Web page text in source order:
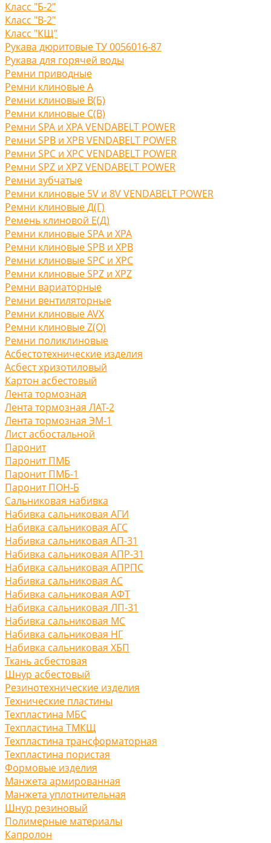
Класс "Б-2"
Класс "В-2"
Класс "КЩ"
Рукава дюритовые ТУ 0056016-87
Рукава для горячей воды
Ремни приводные
Ремни клиновые A
Ремни клиновые В(Б)
Ремни клиновые С(B)
Ремни SPA и XPA VENDABELT POWER
Ремни SPB и XPB VENDABELT POWER
Ремни SPC и XPC VENDABELT POWER
Ремни SPZ и XPZ VENDABELT POWER
Ремни зубчатые
Ремни клиновые 5V и 8V VENDABELT POWER
Ремни клиновые Д(Г)
Ремень клиновой Е(Д)
Ремни клиновые SPA и XPA
Ремни клиновые SPB и XPB
Ремни клиновые SPC и XPC
Ремни клиновые SPZ и XPZ
Ремни вариаторные
Ремни вентиляторные
Ремни клиновые AVX
Ремни клиновые Z(O)
Ремни поликлиновые
Асбестотехнические изделия
Асбест хризотиловый
Картон асбестовый
Лента тормозная
Лента тормозная ЛАТ-2
Лента тормозная ЭМ-1
Лист асбостальной
Паронит
Паронит ПМБ
Паронит ПМБ-1
Паронит ПОН-Б
Сальниковая набивка
Набивка сальниковая АГИ
Набивка сальниковая АГС
Набивка сальниковая АП-31
Набивка сальниковая АПР-31
Набивка сальниковая АПРПС
Набивка сальниковая АС
Набивка сальниковая АФТ
Набивка сальниковая ЛП-31
Набивка сальниковая МС
Набивка сальниковая НГ
Набивка сальниковая ХБП
Ткань асбестовая
Шнур асбестовый
Резинотехнические изделия
Технические пластины
Техпластина МБС
Техпластина ТМКЩ
Техпластина трансформаторная
Техпластина пористая
Формовые изделия
Манжета армированная
Манжета уплотнительная
Шнур резиновый
Полимерные материалы
Капролон